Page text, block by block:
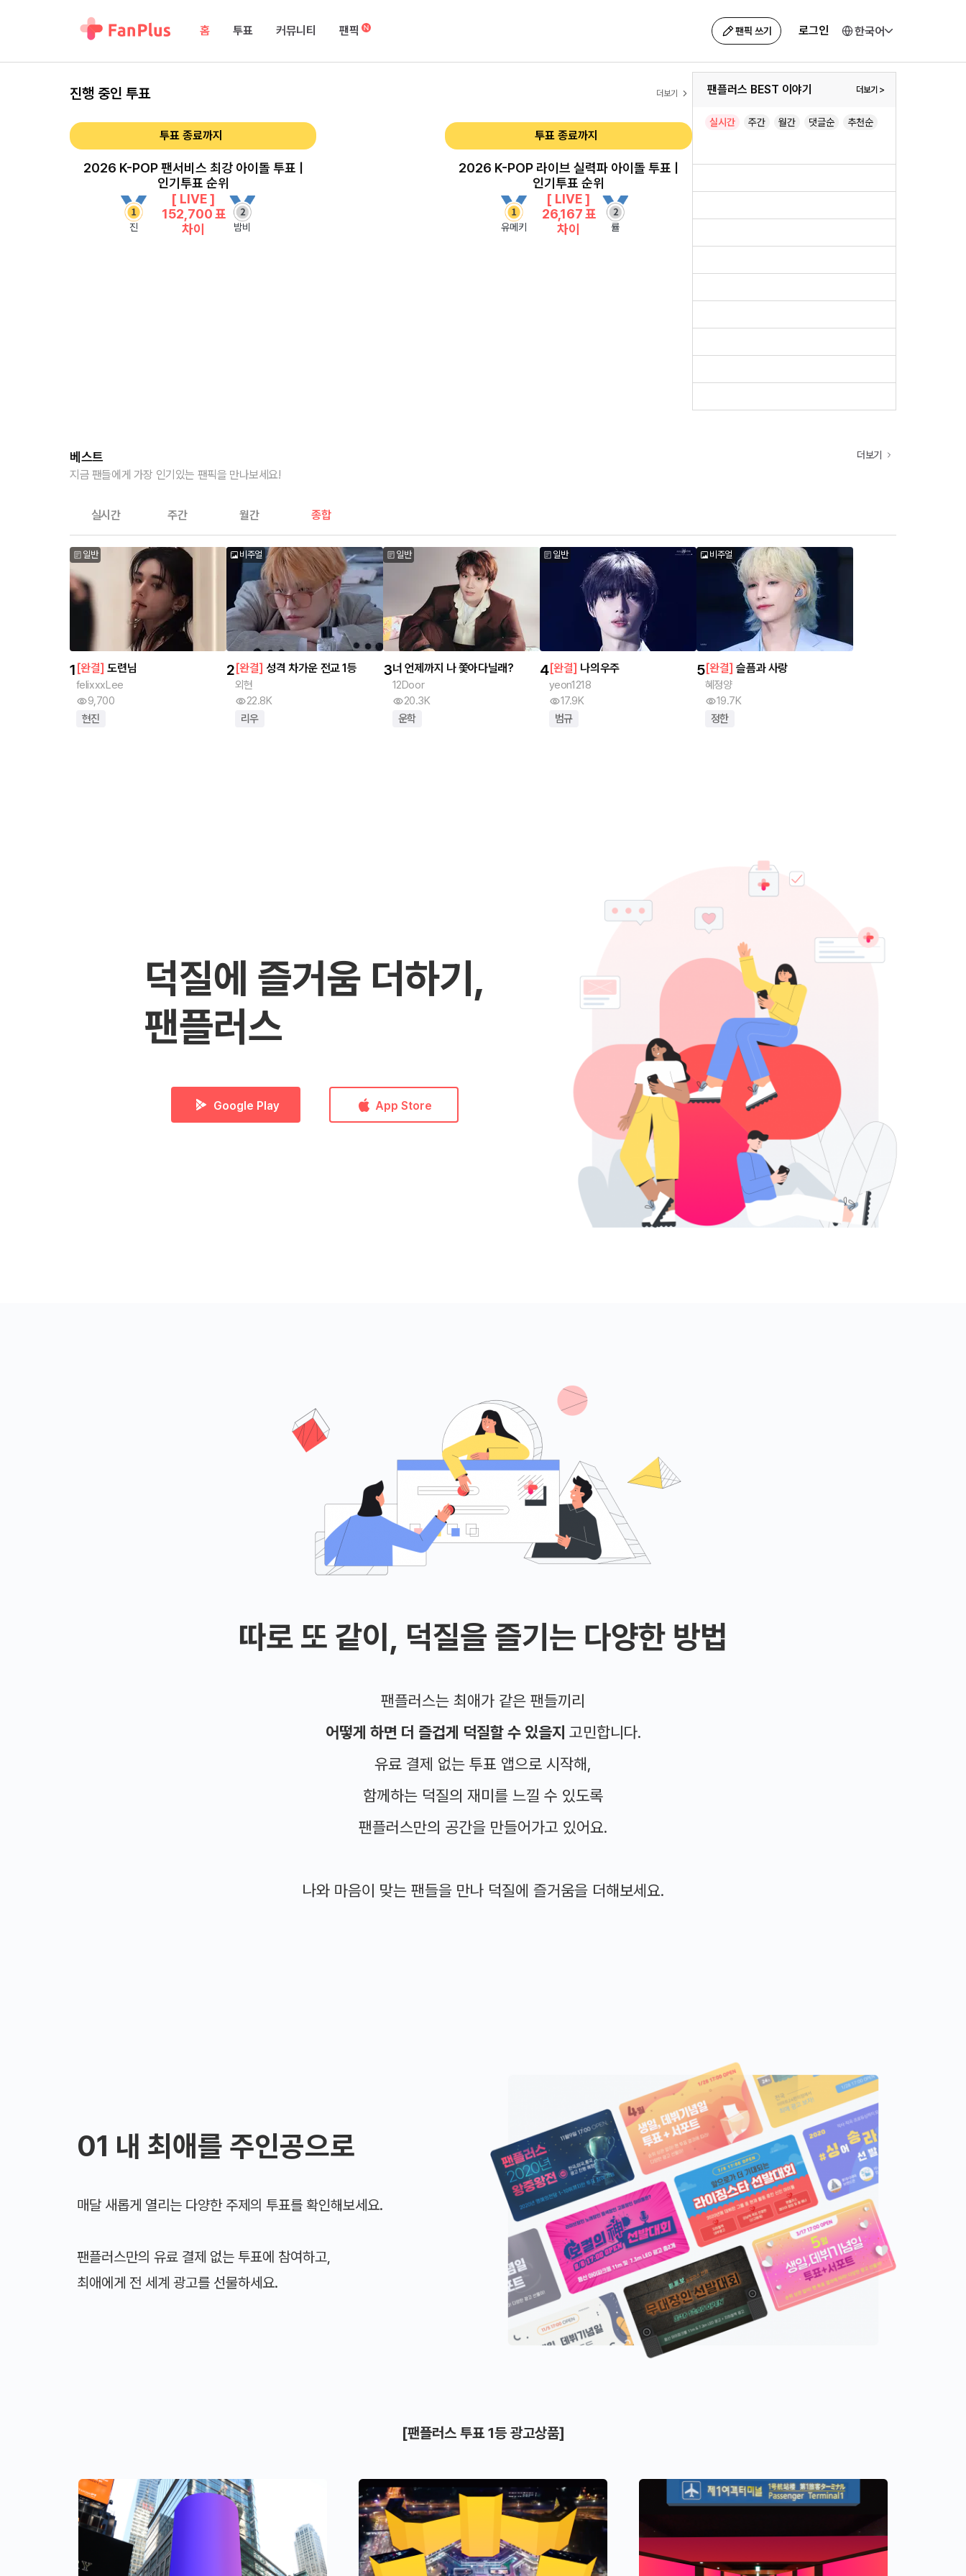
홈 투표 커뮤니티 팬픽 팬픽 쓰기 로그인 한국어
진행 중인 투표 더보기
투표 종료까지
2026 K-POP 팬서비스 최강 아이돌 투표 |
인기투표 순위
진
[ LIVE ]
152,700표
차이
밤비
투표 종료까지
2026 K-POP 라이브 실력파 아이돌 투표 |
인기투표 순위
유메키
[ LIVE ]
26,167 표
차이
률
팬플러스 BEST 이야기 더보기 >
실시간 주간 월간 댓글순 추천순
베스트
지금 팬들에게 가장 인기있는 팬픽을 만나보세요!
더보기
실시간 주간 월간 종합
일반
1 [완결]도련님
felixxxLee
9,700
현진
비주얼
2[완결]성격 차가운 전교 1등
외현
22.8K
리우
일반
3너 언제까지 나 쫓아다닐래?
12Door
20.3K
운학
일반
4[완결] 나의우주
yeon1218
17.9K
범규
비주얼
5[완결]슬픔과 사랑
혜정양
19.7K
정한
덕질에 즐거움 더하기,
팬플러스
Google Play App Store
따로 또 같이, 덕질을 즐기는 다양한 방법
팬플러스는 최애가 같은 팬들끼리
어떻게 하면 더 즐겁게 덕질할 수 있을지 고민합니다.
유료 결제 없는 투표 앱으로 시작해,
함께하는 덕질의 재미를 느낄 수 있도록
팬플러스만의 공간을 만들어가고 있어요.
나와 마음이 맞는 팬들을 만나 덕질에 즐거움을 더해보세요.
01 내 최애를 주인공으로
매달 새롭게 열리는 다양한 주제의 투표를 확인해보세요.
팬플러스만의 유료 결제 없는 투표에 참여하고,
최애에게 전 세계 광고를 선물하세요.
[팬플러스 투표 1등 광고상품]